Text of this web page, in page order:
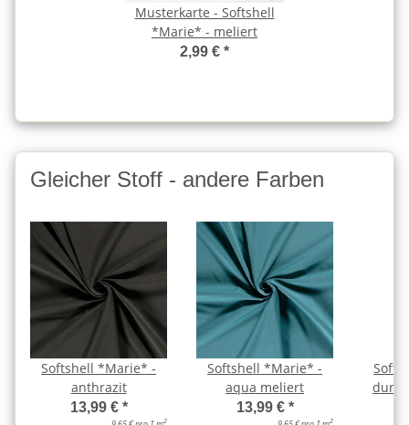
Musterkarte - Softshell
*Marie* - meliert
2,99 € *
Gleicher Stoff - andere Farben
Softshell *Marie* -
anthrazit
13,99 € *
2
Softshell *Marie* -
aqua meliert
13,99 € *
2